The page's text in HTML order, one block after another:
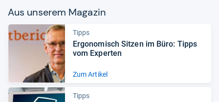
Aus unse­rem Maga­zin
Tipps
Ergo­no­misch Sit­zen im Büro: Tipps
vom Exper­ten
Zum Artikel
Tipps